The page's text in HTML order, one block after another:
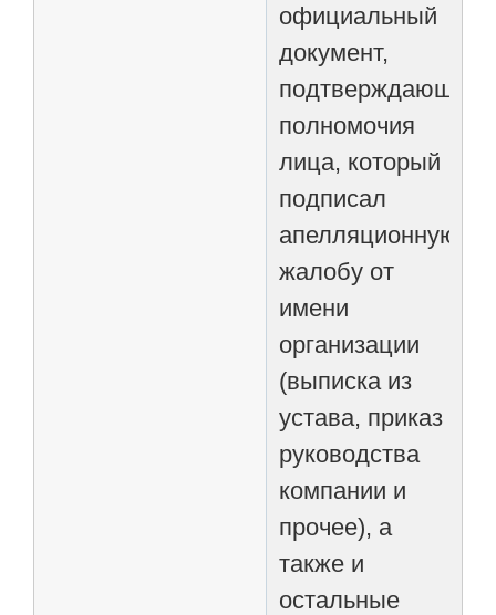
официальный
документ,
подтверждающий
полномочия
лица, который
подписал
апелляционную
жалобу от
имени
организации
(выписка из
устава, приказ
руководства
компании и
прочее), а
также и
остальные